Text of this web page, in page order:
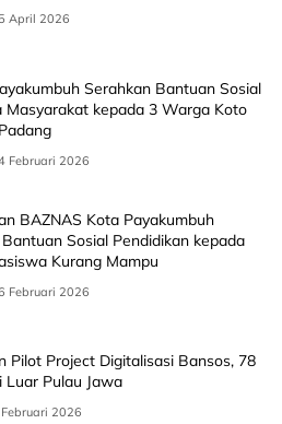
April 2026
Serahkan Bantuan Sosial
Masyarakat kepada 3 Warga Koto
Februari 2026
BAZNAS Kota Payakumbuh
Sosial Pendidikan kepada
Kurang Mampu
Februari 2026
Pilot Project Digitalisasi Bansos, 78
Luar Pulau Jawa
2026